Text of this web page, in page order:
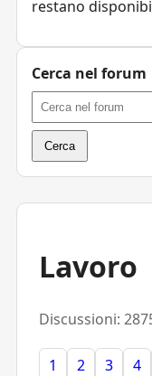
Lavoro
Discussioni:
1 2 3 4
restano
Cerca nel forum
Cerca